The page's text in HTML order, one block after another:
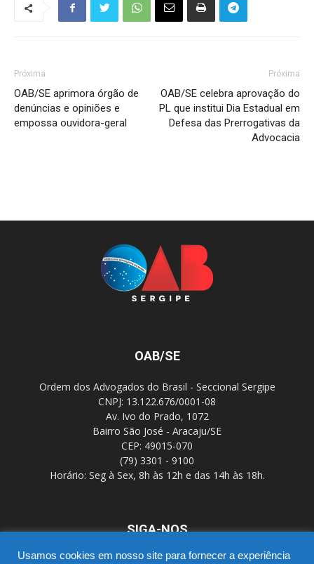
Próxima
OAB/SE aprimora órgão de
denúncias e opiniões e
empossa ouvidora-geral
Próxima
OAB/SE celebra aprovação do
PL que institui Dia Estadual em
Defesa das Prerrogativas da
Advocacia
OAB/SE
Ordem dos Advogados do Brasil - Seccional Sergipe
CNPJ: 13.122.676/0001-08
Av. Ivo do Prado, 1072
Bairro São José - Aracaju/SE
CEP: 49015-070
(79) 3301 - 9100
Horário: Seg à Sex, 8h às 12h e das 14h às 18h.
SIGA-NOS
Usamos cookies em nosso site para fornecer a experiência